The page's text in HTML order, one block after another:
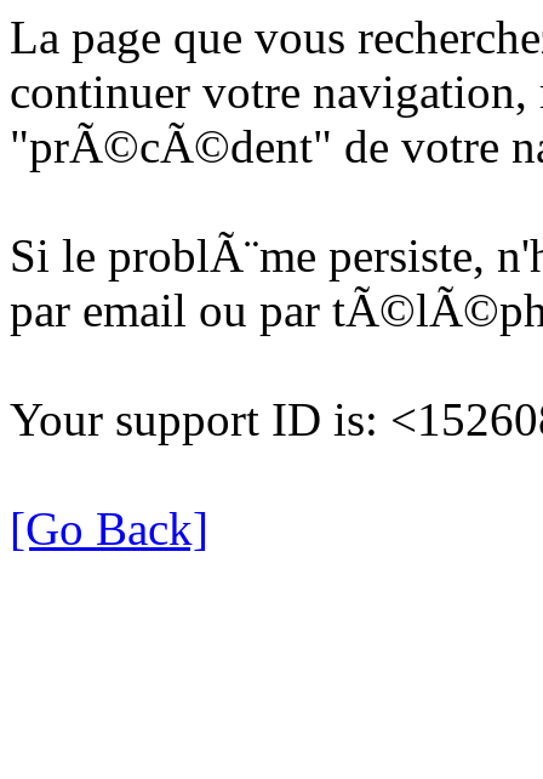
La page que vous
continuer votre
"prÃ©cÃ©dent" de votre
Si le problÃ¨me persiste,
par email ou par
Your support ID is:
[Go Back]